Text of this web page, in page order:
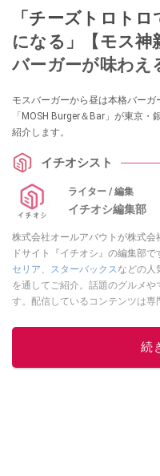
「チーズトロト
になる」【モス神
バーガーが味わえ
モスバーガーから昼は本格バー
「MOSH Burger＆Bar」が東京
紹介します。
イチオシスト
ライター / 編集
イチオシ編集部
株式会社オールアバウトが株式
ドサイト『イチオシ』の編集部で
セリア、 スターバックスなどの人
を通してご紹介。話題のグルメ
す。配信しているコンテンツは
ニュースでフォロー
続